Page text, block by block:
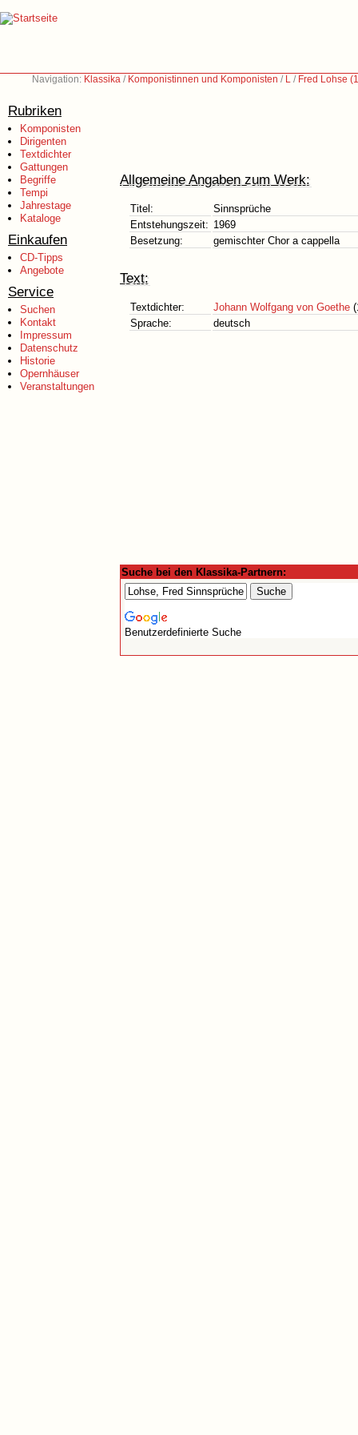
Navigation: Klassika / Komponistinnen und Komponisten / L / Fred Lohse
Rubriken
Komponisten
Dirigenten
Textdichter
Gattungen
Begriffe
Tempi
Jahrestage
Kataloge
Einkaufen
CD-Tipps
Angebote
Service
Suchen
Kontakt
Impressum
Datenschutz
Historie
Opernhäuser
Veranstaltungen
Allgemeine Angaben zum Werk:
Titel:
Sinnsprüche
Entstehungszeit: 1969
Besetzung:
gemischter Chor a cappella
Text:
Textdichter: Johann Wolfgang von Goethe
Sprache:
deutsch
Suche bei den Klassika-Partnern:
Benutzerdefinierte Suche